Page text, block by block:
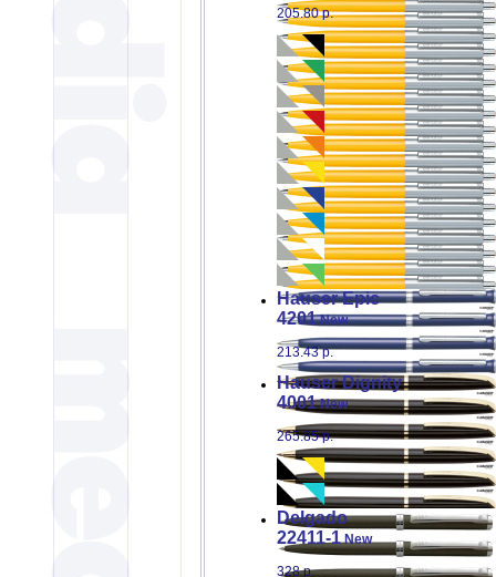
205.80 р.
Hauser Epic
4201New
213.43 р.
Hauser Dignity
4001New
265.85 р.
Delgado
22411-1New
328 р.